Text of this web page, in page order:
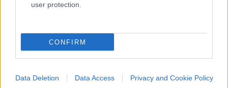
user protection.
CONFIRM
Data Deletion Data Access Privacy and Cookie Policy
Leggi i commenti
Vignetta del 04/08/2026